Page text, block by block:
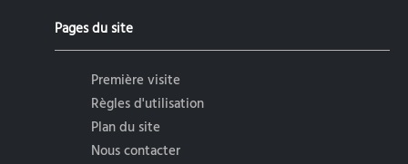
Pages du site
Première visite
Règles d'utilisation
Plan du site
Nous contacter